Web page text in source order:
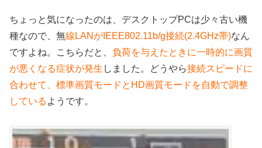
ちょっと気になったのは、デスクトップPCは少々古い機
種なので、無線LANがIEEE802.11b/g接続(2.4GHz帯)なん
ですよね。こちらだと、 負荷を与えたときに一時的に画質
が悪くなる症状が発生 しました。どうやら接続スピードに
合わせて、標準画質モードとHD画質モードを自動で調整
している ようです。